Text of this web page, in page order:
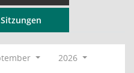
Sitzungen
2026